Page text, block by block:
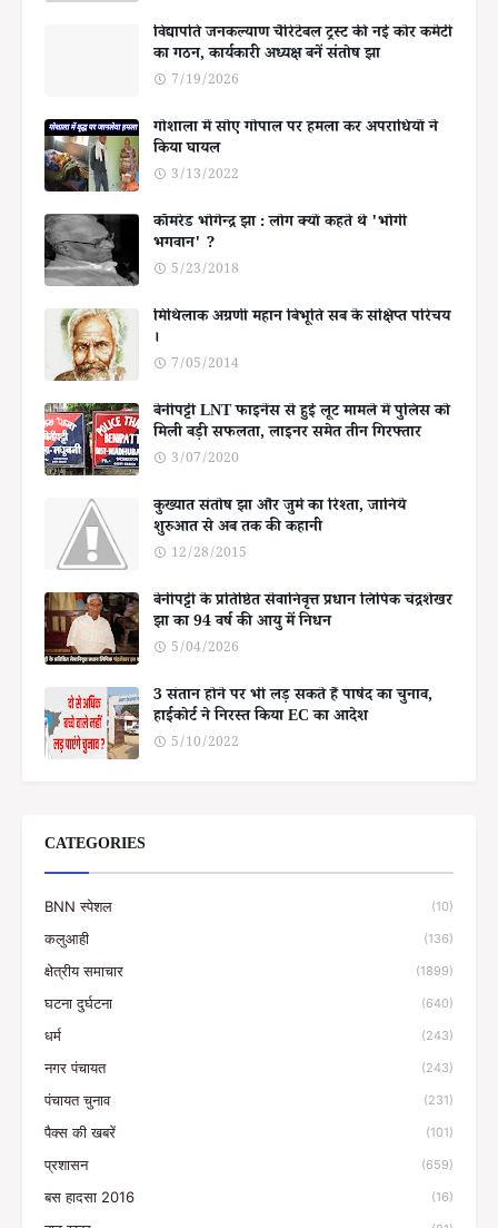
विद्यापति जनकल्याण चैरिटेबल ट्रस्ट की नई कोर कमेटी
का गठन, कार्यकारी अध्यक्ष बनें संतोष झा
7/19/2026
गोशाला में सोए गोपाल पर हमला कर अपराधियों ने
किया घायल
3/13/2022
कॉमरेड भोगेन्द्र झा : लोग क्यों कहते थे 'भोगी
भगवान' ?
5/23/2018
मिथिलाक अग्रणी महान बिभूति सब के संक्षिप्त परिचय
।
7/05/2014
बेनीपट्टी LNT फाइनेंस से हुई लूट मामले में पुलिस को
मिली बड़ी सफलता, लाइनर समेत तीन गिरफ्तार
3/07/2020
कुख्यात संतोष झा और जुर्म का रिश्ता, जानिये
शुरुआत से अब तक की कहानी
12/28/2015
बेनीपट्टी के प्रतिष्ठित सेवानिवृत्त प्रधान लिपिक चंद्रशेखर
झा का 94 वर्ष की आयु में निधन
5/04/2026
3 संतान होने पर भी लड़ सकते हैं पार्षद का चुनाव,
हाईकोर्ट ने निरस्त किया EC का आदेश
5/10/2022
CATEGORIES
BNN स्पेशल (10)
कलुआही (136)
क्षेत्रीय समाचार (1899)
घटना दुर्घटना (640)
धर्म (243)
नगर पंचायत (243)
पंचायत चुनाव (231)
पैक्स की खबरें (101)
प्रशासन (659)
बस हादसा 2016 (16)